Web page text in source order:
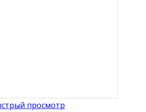
просмотр